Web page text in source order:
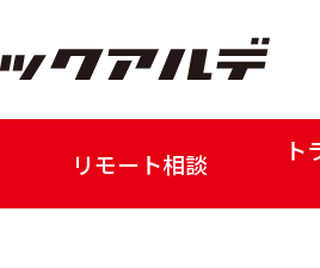
リモート相談
ト